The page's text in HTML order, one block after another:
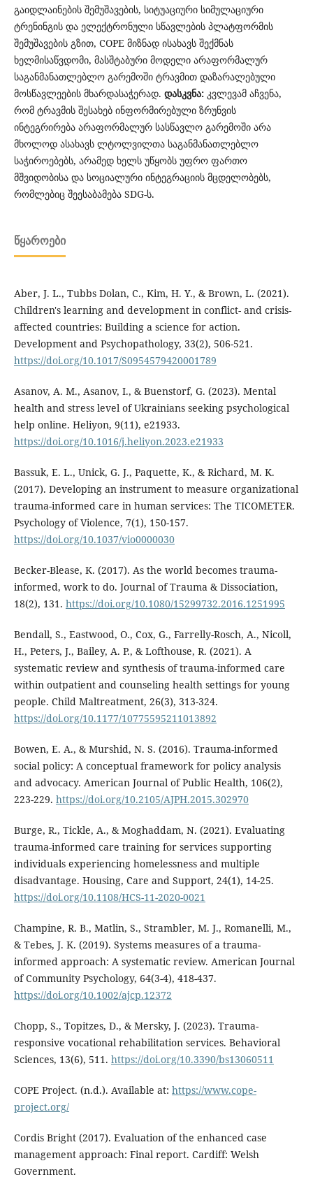
გაიდლაინების შემუშავების, სიტუაციური სიმულაციური
ტრენინგის და ელექტრონული სწავლების პლატფორმის
შემუშავების გზით, COPE მიზნად ისახავს შექმნას
ხელმისაწვდომი, მასშტაბური მოდელი არაფორმალურ
საგანმანათლებლო გარემოში ტრავმით დაზარალებული
მოსწავლეების მხარდასაჭერად. დასკვნა:კვლევამ აჩვენა,
რომ ტრავმის შესახებ ინფორმირებული ზრუნვის
ინტეგრირება არაფორმალურ სასწავლო გარემოში არა
მხოლოდ ასახავს ლტოლვილთა საგანმანათლებლო
საჭიროებებს, არამედ ხელს უწყობს უფრო ფართო
მშვიდობისა და სოციალური ინტეგრაციის მცდელობებს,
რომლებიც შეესაბამება SDG-ს.
ᲬᲧᲐᲠᲝᲔᲑᲘ
Aber, J. L., Tubbs Dolan, C., Kim, H. Y., & Brown, L. (2021).
Children's learning and development in conflict- and crisis-
affected countries: Building a science for action.
Development and Psychopathology, 33(2), 506-521.
https://doi.org/10.1017/S0954579420001789
Asanov, A. M., Asanov, I., & Buenstorf, G. (2023). Mental
health and stress level of Ukrainians seeking psychological
help online. Heliyon, 9(11), e21933.
https://doi.org/10.1016/j.heliyon.2023.e21933
Bassuk, E. L., Unick, G. J., Paquette, K., & Richard, M. K.
(2017). Developing an instrument to measure organizational
trauma-informed care in human services: The TICOMETER.
Psychology of Violence, 7(1), 150-157.
https://doi.org/10.1037/vio0000030
Becker-Blease, K. (2017). As the world becomes trauma-
informed, work to do. Journal of Trauma & Dissociation,
18(2), 131. https://doi.org/10.1080/15299732.2016.1251995
Bendall, S., Eastwood, O., Cox, G., Farrelly-Rosch, A., Nicoll,
H., Peters, J., Bailey, A. P., & Lofthouse, R. (2021). A
systematic review and synthesis of trauma-informed care
within outpatient and counseling health settings for young
people. Child Maltreatment, 26(3), 313-324.
https://doi.org/10.1177/10775595211013892
Bowen, E. A., & Murshid, N. S. (2016). Trauma-informed
social policy: A conceptual framework for policy analysis
and advocacy. American Journal of Public Health, 106(2),
223-229. https://doi.org/10.2105/AJPH.2015.302970
Burge, R., Tickle, A., & Moghaddam, N. (2021). Evaluating
trauma-informed care training for services supporting
individuals experiencing homelessness and multiple
disadvantage. Housing, Care and Support, 24(1), 14-25.
https://doi.org/10.1108/HCS-11-2020-0021
Champine, R. B., Matlin, S., Strambler, M. J., Romanelli, M.,
& Tebes, J. K. (2019). Systems measures of a trauma-
informed approach: A systematic review. American Journal
of Community Psychology, 64(3-4), 418-437.
https://doi.org/10.1002/ajcp.12372
Chopp, S., Topitzes, D., & Mersky, J. (2023). Trauma-
responsive vocational rehabilitation services. Behavioral
Sciences, 13(6), 511. https://doi.org/10.3390/bs13060511
COPE Project. (n.d.). Available at: https://www.cope-
project.org/
Cordis Bright (2017). Evaluation of the enhanced case
management approach: Final report. Cardiff: Welsh
Government.